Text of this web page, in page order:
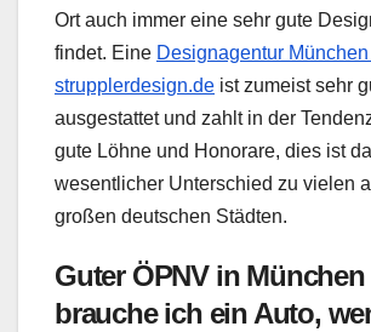
Ort auch immer eine sehr gute
findet. Eine Designagentur
strupplerdesign.de ist zumeist sehr
ausgestattet und zahlt in der
gute Löhne und Honorare, dies ist
wesentlicher Unterschied zu vielen
großen deutschen Städten.
Guter ÖPNV in München
brauche ich ein Auto,